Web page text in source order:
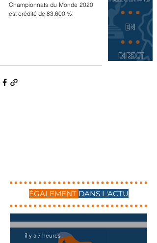
Championnats du Monde 2020
est crédité de 83.600 %.
ÉGALEMENT DANS L'ACTU
il y a 7 heures